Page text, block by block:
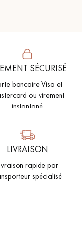
?
vous guider pas à
parquet.
appelle
SÉCURISÉ
bancaire Visa et
ou virement
instantané
LIVRAISON
rapide par
spécialisé